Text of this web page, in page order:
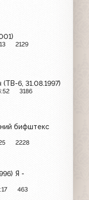
2129
6, 31.08.1997)
3186
бифштекс
2228
Я -
463